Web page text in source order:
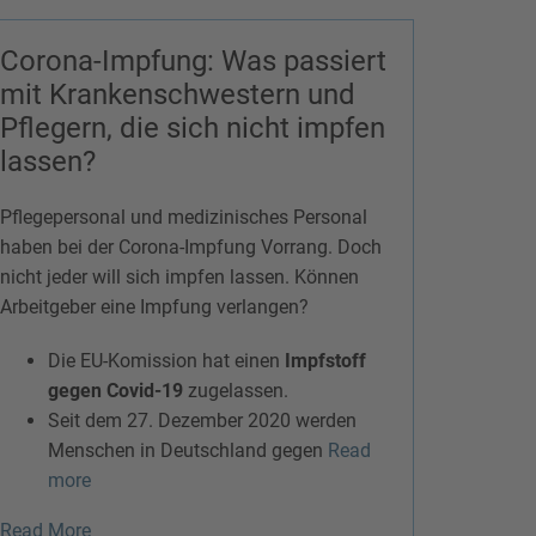
Corona-Impfung: Was passiert
mit Krankenschwestern und
Pflegern, die sich nicht impfen
lassen?
Pflegepersonal und medizinisches Personal
haben bei der Corona-Impfung Vorrang. Doch
nicht jeder will sich impfen lassen. Können
Arbeitgeber eine Impfung verlangen?
Die EU-Komission hat einen Impfstoff
gegen Covid-19 zugelassen.
Seit dem 27. Dezember 2020 werden
Menschen in Deutschland gegen Read
more
Read More